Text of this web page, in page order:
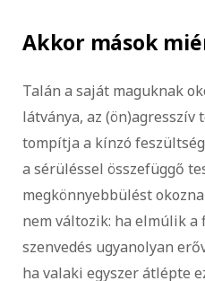
Akkor mások
Talán a saját maguknak
látványa, az
tompítja a kínzó
a sérüléssel összefüggő
megkönnyebbülést
nem változik: ha elmúlik
szenvedés ugyanolyan
ha valaki egyszer átlépte